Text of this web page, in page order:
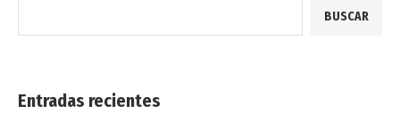
BUSCAR
Entradas recientes